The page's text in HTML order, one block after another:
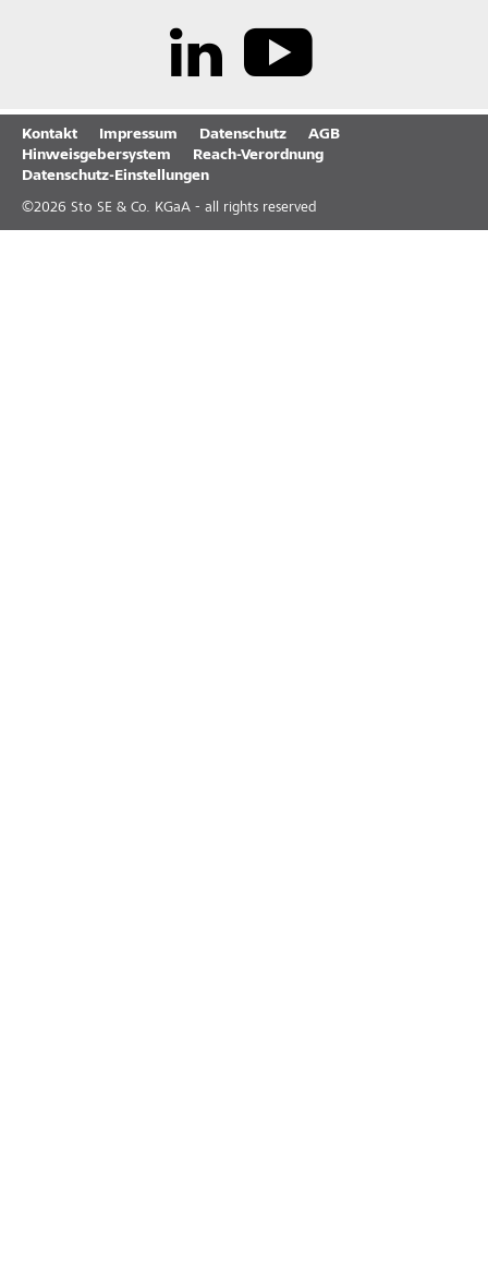
Kontakt Impressum Datenschutz
AGB
Hinweisgebersystem
Reach-Verordnung
Datenschutz-Einstellungen
©2026 Sto SE & Co. KGaA - all rights reserved